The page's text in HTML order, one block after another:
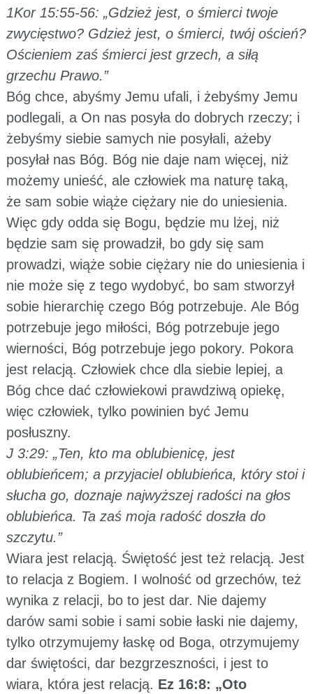
1Kor 15:55-56: „Gdzież jest, o śmierci twoje
zwycięstwo? Gdzież jest, o śmierci, twój oścień?
Ościeniem zaś śmierci jest grzech, a siłą
grzechu Prawo.”
Bóg chce, abyśmy Jemu ufali, i żebyśmy Jemu
podlegali, a On nas posyła do dobrych rzeczy; i
żebyśmy siebie samych nie posyłali, ażeby
posyłał nas Bóg. Bóg nie daje nam więcej, niż
możemy unieść, ale człowiek ma naturę taką,
że sam sobie wiąże ciężary nie do uniesienia.
Więc gdy odda się Bogu, będzie mu lżej, niż
będzie sam się prowadził, bo gdy się sam
prowadzi, wiąże sobie ciężary nie do uniesienia i
nie może się z tego wydobyć, bo sam stworzył
sobie hierarchię czego Bóg potrzebuje. Ale Bóg
potrzebuje jego miłości, Bóg potrzebuje jego
wierności, Bóg potrzebuje jego pokory. Pokora
jest relacją. Człowiek chce dla siebie lepiej, a
Bóg chce dać człowiekowi prawdziwą opiekę,
więc człowiek, tylko powinien być Jemu
posłuszny.
J 3:29: „Ten, kto ma oblubienicę, jest
oblubieńcem; a przyjaciel oblubieńca, który stoi i
słucha go, doznaje najwyższej radości na głos
oblubieńca. Ta zaś moja radość doszła do
szczytu.”
Wiara jest relacją. Świętość jest też relacją. Jest
to relacja z Bogiem. I wolność od grzechów, też
wynika z relacji, bo to jest dar. Nie dajemy
darów sami sobie i sami sobie łaski nie dajemy,
tylko otrzymujemy łaskę od Boga, otrzymujemy
dar świętości, dar bezgrzeszności, i jest to
wiara, która jest relacją. Ez 16:8: „Oto